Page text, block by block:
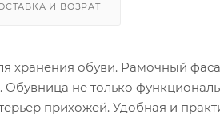
И ВОЗРАТ
хранения обуви. Рамочный
не только
прихожей. Удобная и